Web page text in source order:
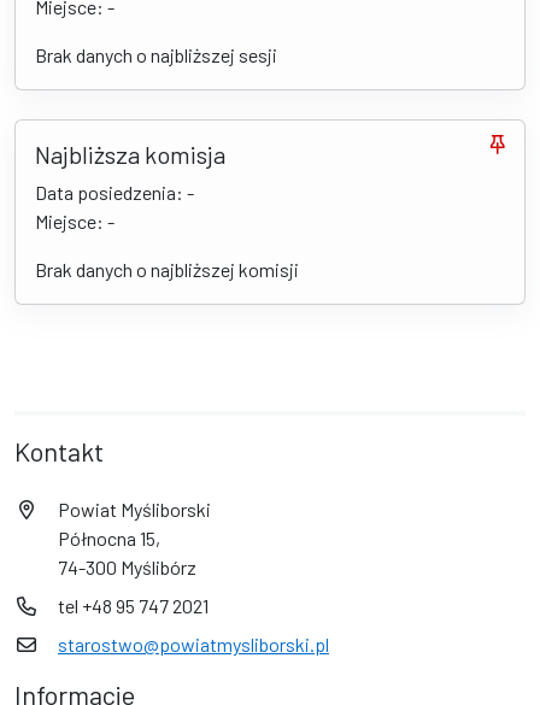
Miejsce: -
Brak danych o najbliższej sesji
Najbliższa komisja
Data posiedzenia: -
Miejsce: -
Brak danych o najbliższej komisji
Kontakt
Powiat Myśliborski
Północna 15,
74-300 Myślibórz
tel +48 95 747 2021
starostwo@powiatmysliborski.pl
Informacje